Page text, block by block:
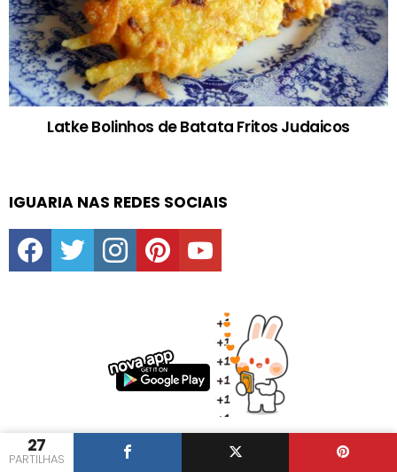
27
PARTILHAS
Latke Bolinhos de Batata Fritos Judaicos
IGUARIA NAS REDES SOCIAIS
facebooktwitter instagrampinterestyoutube